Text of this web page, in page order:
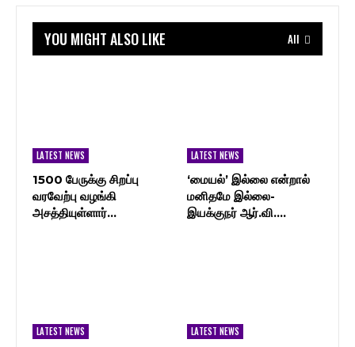
All
YOU MIGHT ALSO LIKE
LATEST NEWS
1500 பேருக்கு சிறப்பு
வரவேற்பு வழங்கி
அசத்தியுள்ளார்…
LATEST NEWS
‘மையல்’ இல்லை என்றால்
மனிதமே இல்லை-
இயக்குநர் ஆர்.வி.…
LATEST NEWS LATEST NEWS